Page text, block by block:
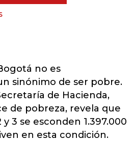
no es
sinónimo de ser pobre.
de Hacienda,
de pobreza, revela que
y 3 se esconden 1.397.000
en esta condición.